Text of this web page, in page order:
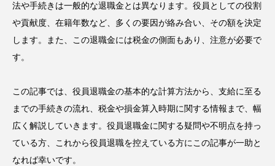
法や手続きは一般的な退職金とは異なります。役員としての役割
や貢献度、在籍年数など、多くの要因が絡み合い、その額を決定
します。また、この退職金には税金の側面もあり、注意が必要で
す。
この記事では、役員退職金の基本的な計算方法から、支給に至る
までの手続きの流れ、税金や損金算入時期に関する情報まで、幅
広く解説していきます。役員退職金に関する疑問や不明点を持っ
ている方、これから役員退職を控えている方にこの記事が一助と
なれば幸いです。